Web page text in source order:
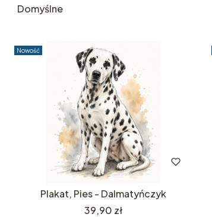
Domyślne
Nowość
Plakat, Pies - Dalmatyńczyk
Cena
39,90 zł